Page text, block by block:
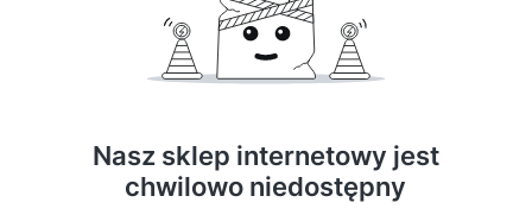
Nasz sklep internetowy jest
chwilowo niedostępny